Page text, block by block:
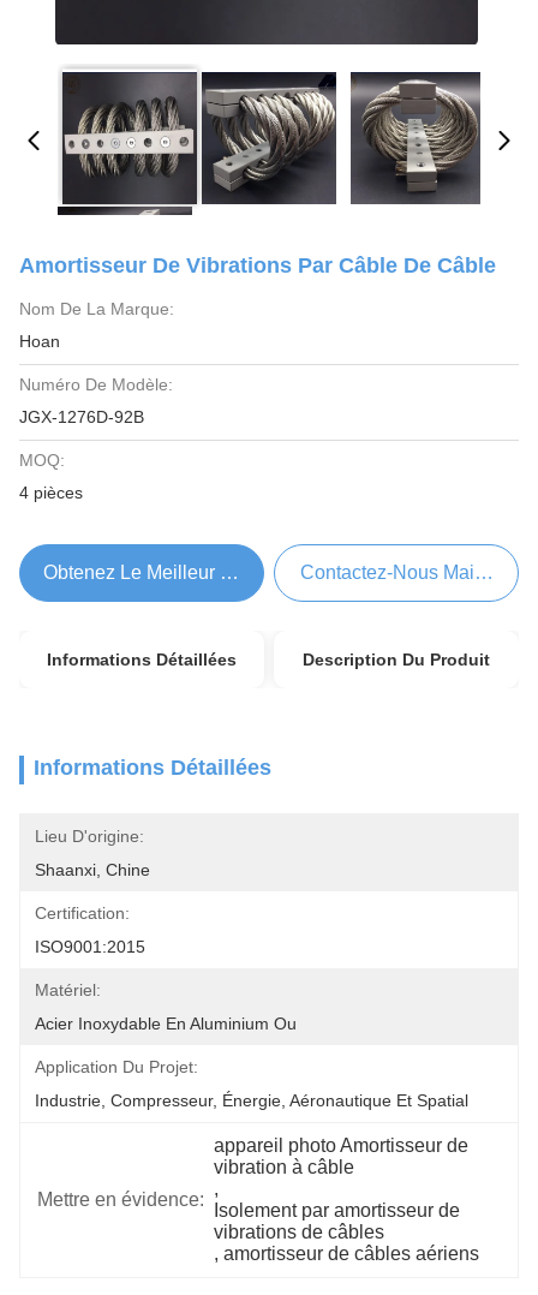
Amortisseur De Vibrations Par Câble De Câble
Nom De La Marque:
Hoan
Numéro De Modèle:
JGX-1276D-92B
MOQ:
4 pièces
Obtenez Le Meilleur Prix Contactez-Nous Maintenant
Informations Détaillées Description Du Produit
Informations Détaillées
Lieu D'origine:
Shaanxi, Chine
Certification:
ISO9001:2015
Matériel:
Acier Inoxydable En Aluminium Ou
Application Du Projet:
Industrie, Compresseur, Énergie, Aéronautique Et Spatial
Mettre en évidence:
appareil photo Amortisseur de
vibration à câble
,
Isolement par amortisseur de
vibrations de câbles
, amortisseur de câbles aériens